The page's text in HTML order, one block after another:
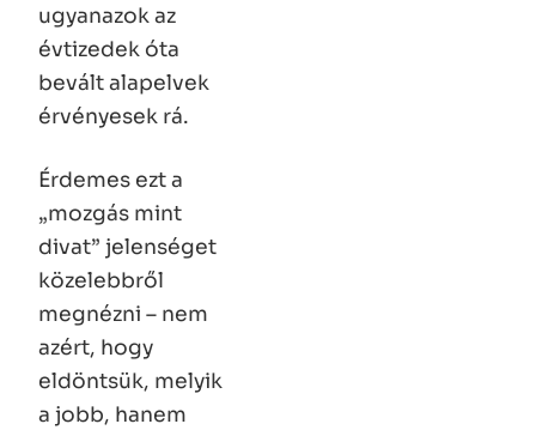
ugyanazok az
évtizedek óta
bevált alapelvek
érvényesek rá.
Érdemes ezt a
„mozgás mint
divat” jelenséget
közelebbről
megnézni – nem
azért, hogy
eldöntsük, melyik
a jobb, hanem